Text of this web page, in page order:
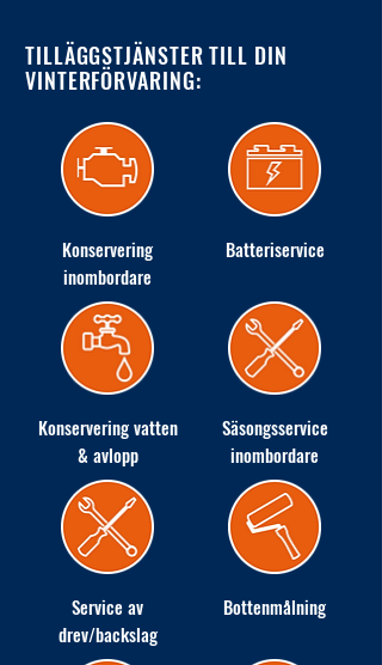
TILLÄGGSTJÄNSTER TILL DIN
VINTERFÖRVARING:
Konservering
inombordare
Batteriservice
Konservering vatten
& avlopp
Säsongsservice
inombordare
Service av
drev/backslag
Bottenmålning